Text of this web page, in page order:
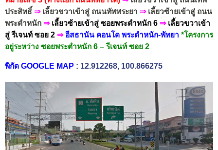
ประสิทธิ์ ⇒เลี้ยวขวาเข้าสู่ ถนนทัพพระยา ⇒เลี้ยวซ้ายเข้าสู่ ถนน
พระตำหนัก ⇒ เลี้ยวซ้ายเข้าสู่ ซอยพระตำหนัก 6 ⇒เลี้ยวขวาเข้า
สู่ รีเจนท์ ซอย 2 ⇒ อีสธานัน คอนโด พระตำหนัก-พัทยา *โครงการ
อยู่ระหว่าง ซอยพระตำหนัก 6 – รีเจนท์ ซอย 2
พิกัด GOOGLE MAP : 12.912268, 100.866275